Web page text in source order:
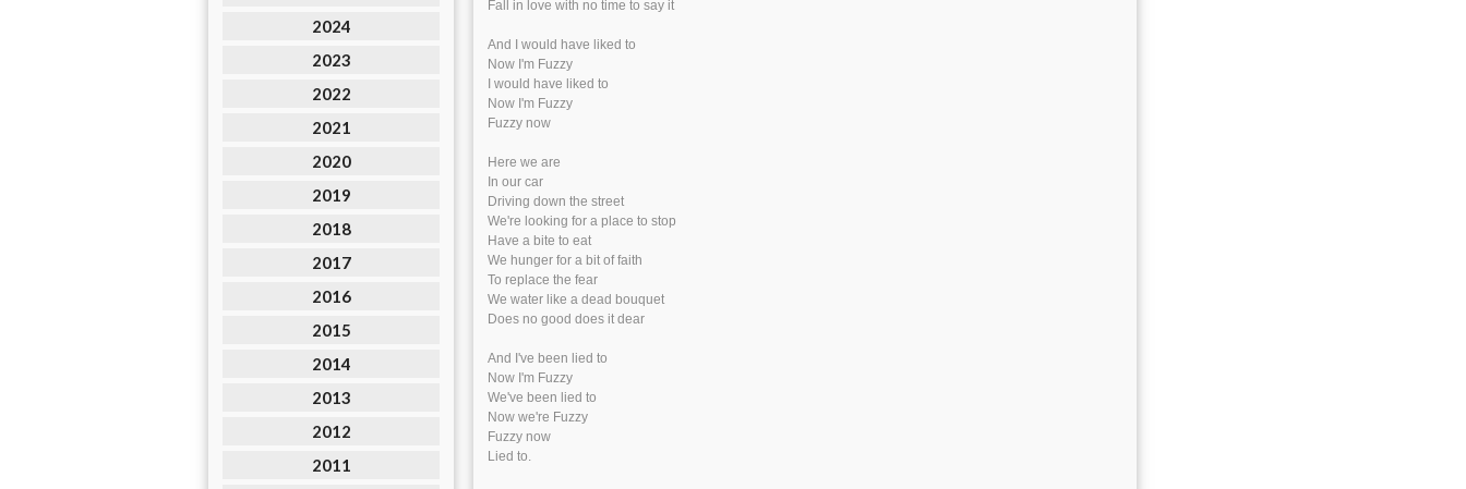
2024
2023
2022
2021
2020
2019
2018
2017
2016
2015
2014
2013
2012
2011
Fall in love with no time to say it
And I would have liked to
Now I'm Fuzzy
I would have liked to
Now I'm Fuzzy
Fuzzy now
Here we are
In our car
Driving down the street
We're looking for a place to stop
Have a bite to eat
We hunger for a bit of faith
To replace the fear
We water like a dead bouquet
Does no good does it dear
And I've been lied to
Now I'm Fuzzy
We've been lied to
Now we're Fuzzy
Fuzzy now
Lied to.